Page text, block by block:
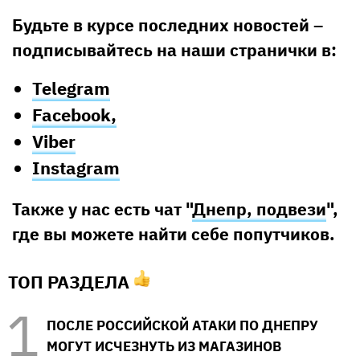
Будьте в курсе последних новостей –
подписывайтесь на наши странички в:
Telegram
Facebook,
Viber
Instagram
Также у нас есть чат "Днепр, подвези",
где вы можете найти себе попутчиков.
ТОП РАЗДЕЛА
ПОСЛЕ РОССИЙСКОЙ АТАКИ ПО ДНЕПРУ
МОГУТ ИСЧЕЗНУТЬ ИЗ МАГАЗИНОВ